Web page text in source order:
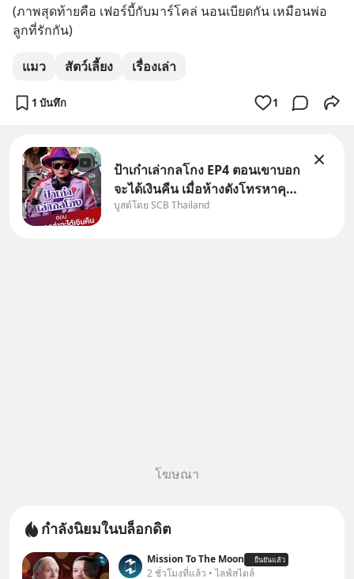
(ภาพสุดท้ายคือ เฟอร์บี้กับมาร์โคล่ นอนเบียดกัน เหมือนพ่อ
ลูกที่รักกัน)
แมว สัตว์เลี้ยง เรื่องเล่า
1 บันทึก 1
ป้าเก๋าเล่ากลโกง EP4 ตอนเขาบอก
จะได้เงินคืน เมื่อห้างดังโทรหาคุณ
วิยะดา แจ้งเรื่องเคลมสินค้าแล้ว
บูสต์โดย SCB Thailand
โฆษณา
กำลังนิยมในบล็อกดิต
Mission To The Moon ยืนยันแล้ว
2 ชั่วโมงที่แล้ว • ไลฟ์สไตล์